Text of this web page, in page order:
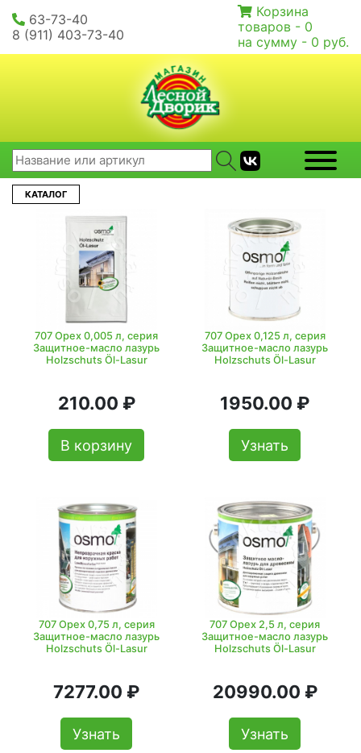
63-73-40
8 (911) 403-73-40
Корзина
товаров - 0
на сумму - 0 руб.
КАТАЛОГ
707 Орех 0,005 л, серия
Защитное-масло лазурь
Holzschuts Öl-Lasur
210.00 ₽
В корзину
707 Орех 0,125 л, серия
Защитное-масло лазурь
Holzschuts Öl-Lasur
1950.00 ₽
Узнать
707 Орех 0,75 л, серия
Защитное-масло лазурь
Holzschuts Öl-Lasur
7277.00 ₽
Узнать
707 Орех 2,5 л, серия
Защитное-масло лазурь
Holzschuts Öl-Lasur
20990.00 ₽
Узнать